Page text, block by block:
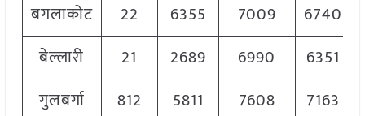
बगलाकोट
22 6355 7009
6740
बेल्लारी
21 2689 6990
6351
गुलबर्गा
812 5811 7608
7163